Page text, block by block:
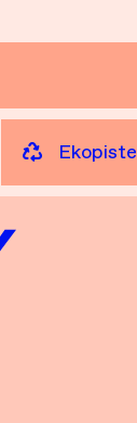
Ekopiste